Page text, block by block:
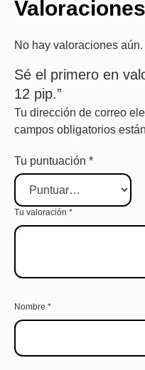
Valoraciones
No hay valoraciones aún.
Sé el primero en
12 pip.”
Tu dirección de correo
campos obligatorios
Tu puntuación *
Tu valoración *
Nombre *